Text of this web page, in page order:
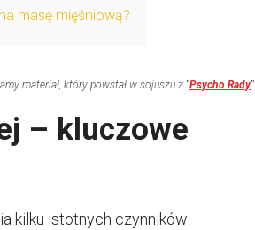
masę mięśniową?
materiał, który powstał w sojuszu z "Psycho Rady"
– kluczowe
kilku istotnych czynników: